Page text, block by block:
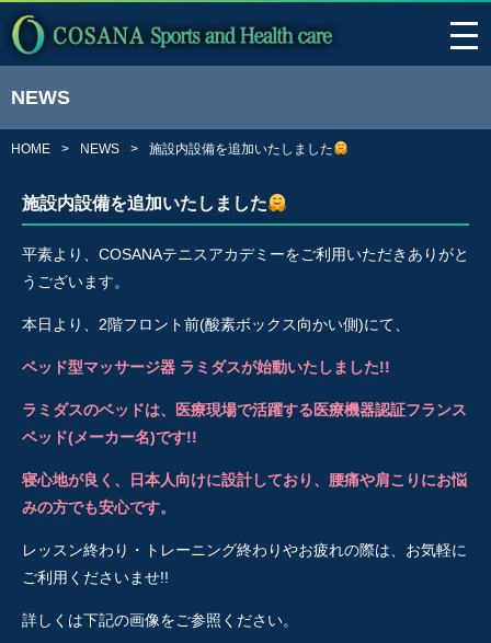
NEWS
HOME NEWS 施設内設備を追加いたしました
施設内設備を追加いたしました
平素より、COSANAテニスアカデミーをご利用いただきありがと
うございます。
本日より、2階フロント前(酸素ボックス向かい側)にて、
ベッド型マッサージ器 ラミダスが始動いたしました!!
ラミダスのベッドは、医療現場で活躍する医療機器認証フランス
ベッド(メーカー名)です!!
寝心地が良く、日本人向けに設計しており、腰痛や肩こりにお悩
みの方でも安心です。
レッスン終わり・トレーニング終わりやお疲れの際は、お気軽に
ご利用くださいませ!!
詳しくは下記の画像をご参照ください。